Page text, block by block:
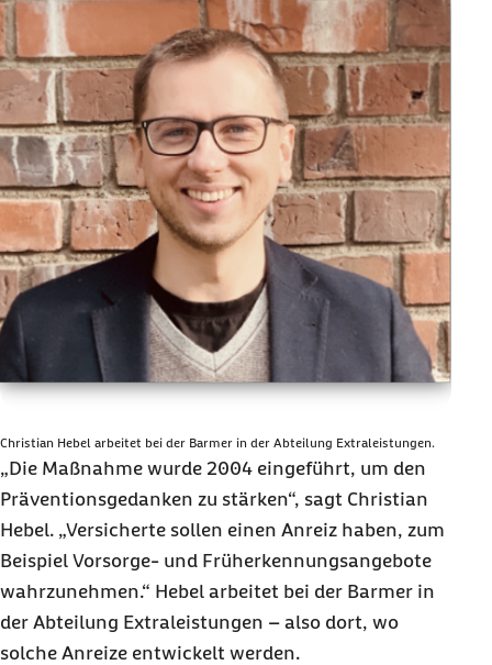
Christian Hebel arbeitet bei der Barmer in der Abteilung Extraleistungen.
„Die Maßnahme wurde 2004 eingeführt, um den
Präventionsgedanken zu stärken“, sagt Christian
Hebel. „Versicherte sollen einen Anreiz haben, zum
Beispiel Vorsorge- und Früherkennungsangebote
wahrzunehmen.“ Hebel arbeitet bei der Barmer in
der Abteilung Extraleistungen – also dort, wo
solche Anreize entwickelt werden.